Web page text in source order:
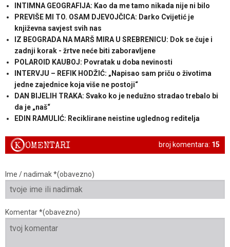
INTIMNA GEOGRAFIJA: Kao da me tamo nikada nije ni bilo
PREVIŠE MI TO. OSAM DJEVOJČICA: Darko Cvijetić je
književna savjest svih nas
IZ BEOGRADA NA MARŠ MIRA U SREBRENICU: Dok se čuje i
zadnji korak - žrtve neće biti zaboravljene
POLAROID KAUBOJ: Povratak u doba nevinosti
INTERVJU – REFIK HODŽIĆ: „Napisao sam priču o životima
jedne zajednice koja više ne postoji“
DAN BIJELIH TRAKA: Svako ko je nedužno stradao trebalo bi
da je „naš“
EDIN RAMULIĆ: Reciklirane neistine uglednog reditelja
broj komentara: 15
KOMENTARI
Ime / nadimak *(obavezno)
Komentar *(obavezno)